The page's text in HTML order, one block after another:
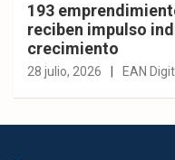
193
reciben impulso
crecimiento
28 julio, 2026 EAN